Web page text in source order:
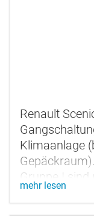
Renault
Klimaanlage
Gruppe I sind
mehr lesen